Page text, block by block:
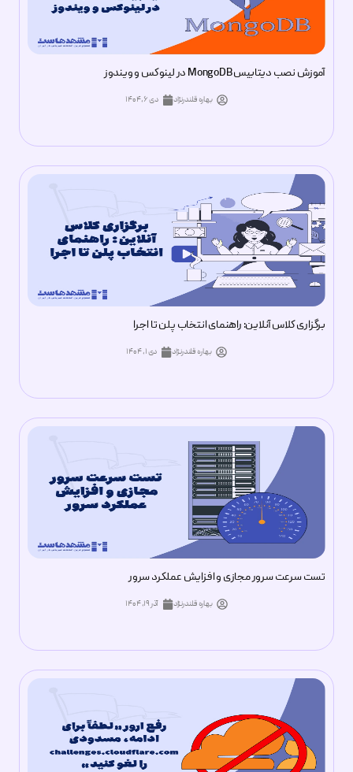
آموزش نصب دیتابیس MongoDB در لینوکس و ویندوز
بهاره قلندرنژاد دی ۶, ۱۴۰۴
برگزاری کلاس آنلاین: راهنمای انتخاب پلن تا اجرا
بهاره قلندرنژاد دی ۱, ۱۴۰۴
تست سرعت سرور مجازی و افزایش عملکرد سرور
بهاره قلندرنژاد آذر ۱۹, ۱۴۰۴